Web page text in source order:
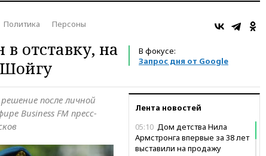
Политика Персоны
В фокусе:
Запрос дня от Google
отставку, на
Шойгу
Лента новостей
05:10 Дом детства Нила
Армстронга впервые за 38 лет
выставили на продажу
после личной
Business FM пресс-